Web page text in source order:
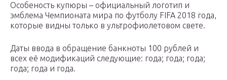
Особеность купюры – официальный логотип и
эмблема Чемпионата мира по футболу FIFA 2018 года,
которые видны только в ультрофиолетовом свете.
Даты ввода в обращение банкноты 100 рублей и
всех её модификаций следующие: года; года; года;
года; года и года.